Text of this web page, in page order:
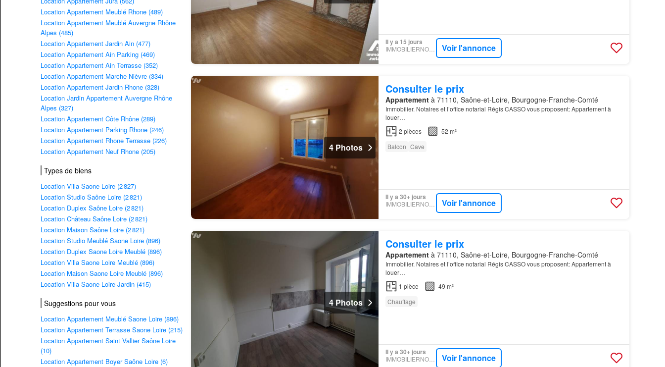
Location Appartement Meublé Rhone (489)
Location Appartement Meublé Auvergne Rhône
Alpes (485)
Location Appartement Jardin Ain (477)
Location Appartement Ain Parking (469)
Location Appartement Ain Terrasse (352)
Location Appartement Marche Nièvre (334)
Location Appartement Jardin Rhone (328)
Location Jardin Appartement Auvergne Rhône
Alpes (327)
Location Appartement Côte Rhône (289)
Location Appartement Parking Rhone (246)
Location Appartement Rhone Terrasse (226)
Location Appartement Neuf Rhone (205)
Types de biens
Location Villa Saone Loire (2 827)
Location Studio Saône Loire (2 821)
Location Duplex Saône Loire (2 821)
Location Château Saône Loire (2 821)
Location Maison Saône Loire (2 821)
Location Studio Meublé Saone Loire (896)
Location Duplex Saone Loire Meublé (896)
Location Villa Saone Loire Meublé (896)
Location Maison Saone Loire Meublé (896)
Location Villa Saone Loire Jardin (415)
Suggestions pour vous
Location Appartement Meublé Saone Loire (896)
Location Appartement Terrasse Saone Loire (215)
Location Appartement Saint Vallier Saône Loire
(10)
Location Appartement Boyer Saône Loire (6)
Il y a 15 jours
IMMOBILIERNOTAIRES Voir l'annonce
4 Photos
Consulter le prix
Appartementà 71110, Saône-et-Loire, Bourgogne-Franche-Comté
Immobilier. Notaires et l’office notarial Régis CASSO vous proposent: Appartement à
louer…
2 pièces
52 m²
Balcon Cave
Il y a 30+ jours
IMMOBILIERNOTAIRES Voir l'annonce
4 Photos
Consulter le prix
Appartementà 71110, Saône-et-Loire, Bourgogne-Franche-Comté
Immobilier. Notaires et l’office notarial Régis CASSO vous proposent: Appartement à
louer…
1 pièce
49 m²
Chauffage
Il y a 30+ jours
IMMOBILIERNOTAIRES Voir l'annonce